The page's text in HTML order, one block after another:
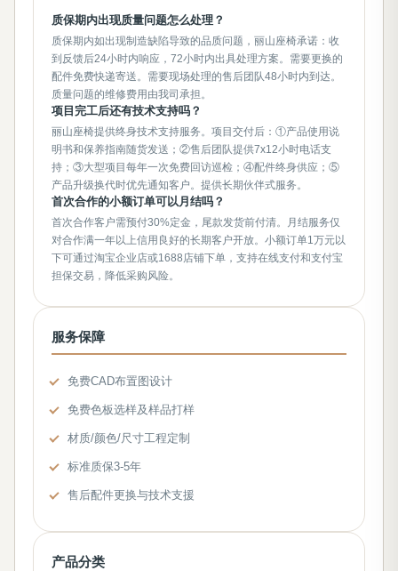
质保期内出现质量问题怎么处理？
质保期内如出现制造缺陷导致的品质问题，丽山座椅承诺：收
到反馈后24小时内响应，72小时内出具处理方案。需要更换的
配件免费快递寄送。需要现场处理的售后团队48小时内到达。
质量问题的维修费用由我司承担。
项目完工后还有技术支持吗？
丽山座椅提供终身技术支持服务。项目交付后：①产品使用说
明书和保养指南随货发送；②售后团队提供7x12小时电话支
持；③大型项目每年一次免费回访巡检；④配件终身供应；⑤
产品升级换代时优先通知客户。提供长期伙伴式服务。
首次合作的小额订单可以月结吗？
首次合作客户需预付30%定金，尾款发货前付清。月结服务仅
对合作满一年以上信用良好的长期客户开放。小额订单1万元以
下可通过淘宝企业店或1688店铺下单，支持在线支付和支付宝
担保交易，降低采购风险。
服务保障
免费CAD布置图设计
免费色板选样及样品打样
材质/颜色/尺寸工程定制
标准质保3-5年
售后配件更换与技术支援
产品分类